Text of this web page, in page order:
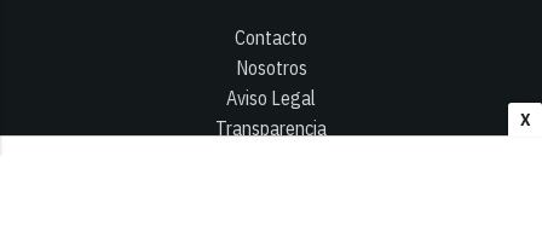
X
Contacto
Nosotros
Aviso Legal
Transparencia